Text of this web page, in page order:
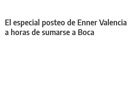
El especial posteo de Enner Valencia
a horas de sumarse a Boca